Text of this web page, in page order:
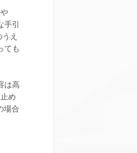
引
え
ても
は高
め
場合